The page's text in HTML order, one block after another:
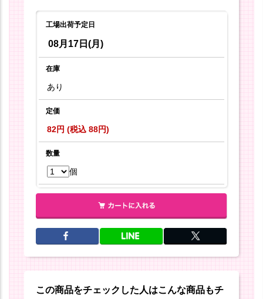
工場出荷予定日
08月17日(月)
在庫
あり
定価
82円 (税込 88円)
数量
個
この商品をチェックした人はこんな商品もチ